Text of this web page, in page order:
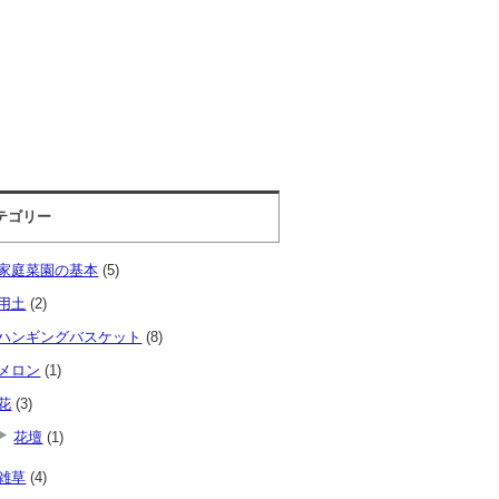
ゴリー
庭菜園の基本 (5)
土 (2)
ンギングバスケット (8)
ロン (1)
(3)
花壇 (1)
草 (4)